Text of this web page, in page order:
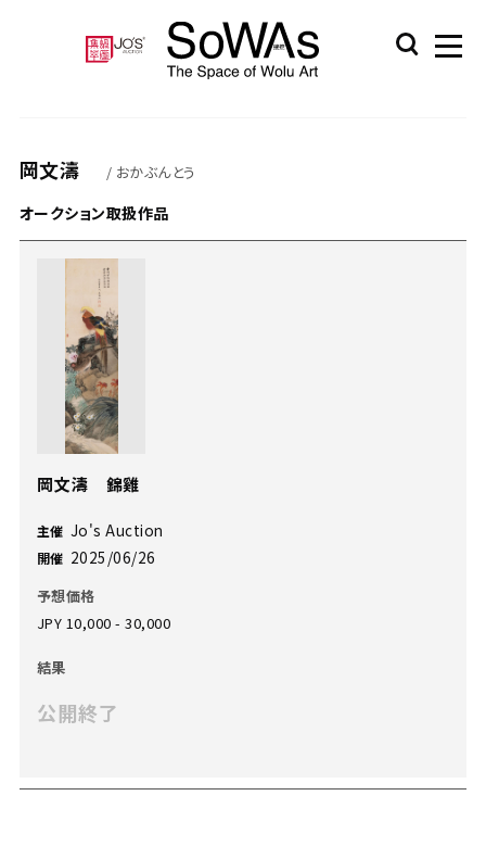
岡文濤 / おかぶんとう
オークション取扱作品
岡文濤 錦雞
主催 Jo's Auction
開催 2025/06/26
予想価格
JPY 10,000 - 30,000
結果
公開終了